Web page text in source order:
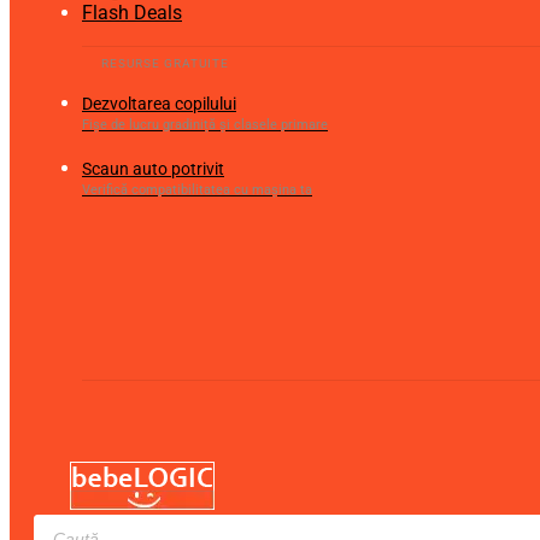
Flash Deals
Dezvoltarea copilului
Fișe de lucru gradiniță și clasele primare
Scaun auto potrivit
Verifică compatibilitatea cu mașina ta
Products